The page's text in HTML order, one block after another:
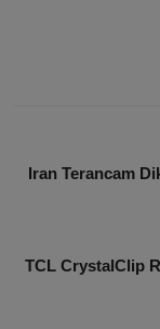
Iran Terancam
TCL CrystalClip